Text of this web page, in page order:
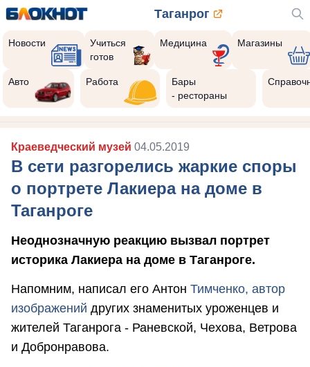
Таганрог
Новости
Учиться
готов
Медицина Магазины
Авто Работа
Бары
- рестораны
Краеведческий музей 04.05.2019
В сети разгорелись жаркие споры
о портрете Лакиера на доме в
Таганроге
Неоднозначную реакцию вызвал портрет
историка Лакиера на доме в Таганроге.
Напомним, написал его Антон Тимченко, автор
изображений других знаменитых уроженцев и
жителей Таганрога - Раневской, Чехова, Ветрова
и Добронравова.